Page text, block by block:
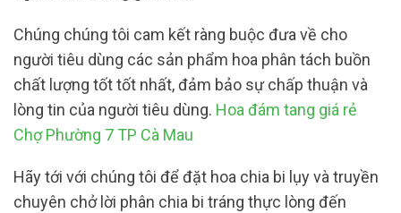
Chúng chúng tôi cam kết ràng buộc đưa về cho
người tiêu dùng các sản phẩm hoa phân tách buồn
chất lượng tốt tốt nhất, đảm bảo sự chấp thuận và
lòng tin của người tiêu dùng. Hoa đám tang giá rẻ
Chợ Phường 7 TP Cà Mau
Hãy tới với chúng tôi để đặt hoa chia bi lụy và truyền
chuyên chở lời phân chia bi tráng thực lòng đến